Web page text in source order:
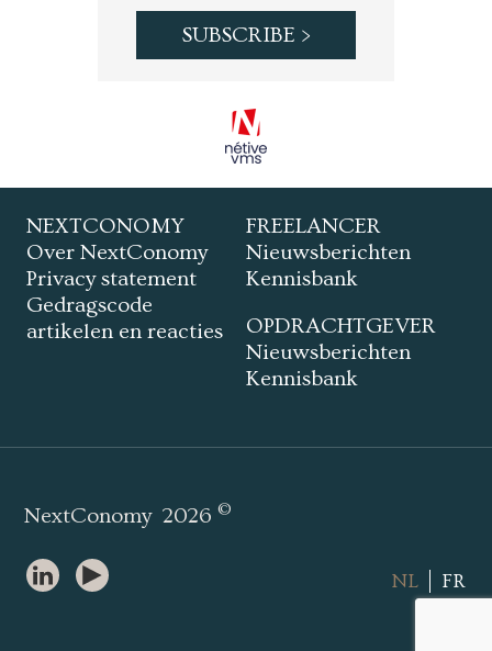
NEXTCONOMY
Over NextConomy
Privacy statement
Gedragscode
artikelen en reacties
FREELANCER
Nieuwsberichten
Kennisbank
OPDRACHTGEVER
Nieuwsberichten
Kennisbank
NextConomy 2026©
NL FR